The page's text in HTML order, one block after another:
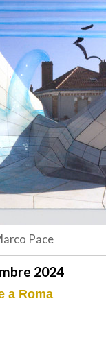
Pace
2024
a Roma